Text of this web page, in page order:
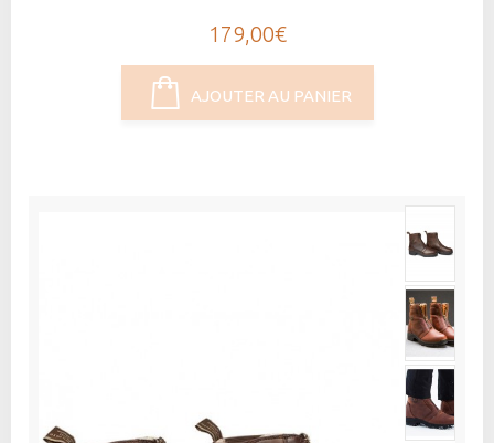
179,00€
AJOUTER AU PANIER